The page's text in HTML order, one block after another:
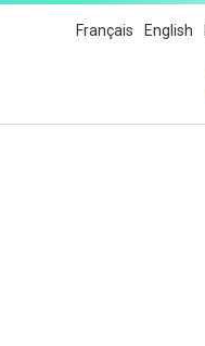
Français English